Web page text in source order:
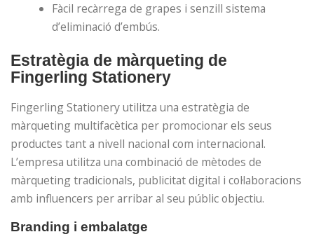
Fàcil recàrrega de grapes i senzill sistema
d’eliminació d’embús.
Estratègia de màrqueting de
Fingerling Stationery
Fingerling Stationery utilitza una estratègia de
màrqueting multifacètica per promocionar els seus
productes tant a nivell nacional com internacional.
L’empresa utilitza una combinació de mètodes de
màrqueting tradicionals, publicitat digital i col·laboracions
amb influencers per arribar al seu públic objectiu.
Branding i embalatge